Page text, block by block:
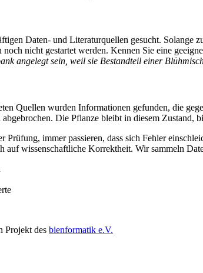
Daten- und Literaturquellen gesucht. Solange
noch nicht gestartet werden. Kennen Sie eine
angelegt sein, weil sie Bestandteil einer
Quellen wurden Informationen gefunden, die
Die Pflanze bleibt in diesem Zustand,
Prüfung, immer passieren, dass sich Fehler
auf wissenschaftliche Korrektheit. Wir sammeln
Projekt des bienformatik e.V.